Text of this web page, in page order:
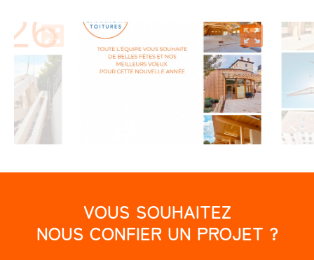
VOUS SOUHAITEZ
NOUS CONFIER UN PROJET ?